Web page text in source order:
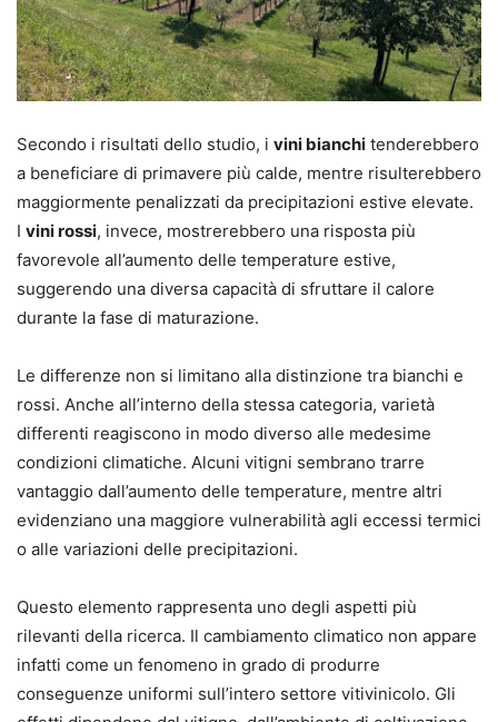
Secondo i risultati dello studio, i vini bianchi tenderebbero
a beneficiare di primavere più calde, mentre risulterebbero
maggiormente penalizzati da precipitazioni estive elevate.
I vini rossi, invece, mostrerebbero una risposta più
favorevole all’aumento delle temperature estive,
suggerendo una diversa capacità di sfruttare il calore
durante la fase di maturazione.
Le differenze non si limitano alla distinzione tra bianchi e
rossi. Anche all’interno della stessa categoria, varietà
differenti reagiscono in modo diverso alle medesime
condizioni climatiche. Alcuni vitigni sembrano trarre
vantaggio dall’aumento delle temperature, mentre altri
evidenziano una maggiore vulnerabilità agli eccessi termici
o alle variazioni delle precipitazioni.
Questo elemento rappresenta uno degli aspetti più
rilevanti della ricerca. Il cambiamento climatico non appare
infatti come un fenomeno in grado di produrre
conseguenze uniformi sull’intero settore vitivinicolo. Gli